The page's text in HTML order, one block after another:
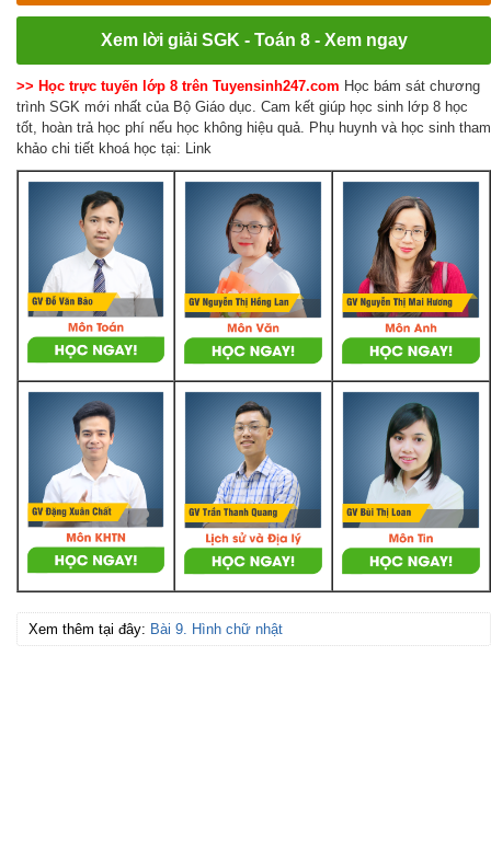
Xem lời giải SGK - Toán 8 - Xem ngay
>> Học trực tuyến lớp 8 trên Tuyensinh247.com Học bám sát chương
trình SGK mới nhất của Bộ Giáo dục. Cam kết giúp học sinh lớp 8 học
tốt, hoàn trả học phí nếu học không hiệu quả. Phụ huynh và học sinh tham
khảo chi tiết khoá học tại: Link
Xem thêm tại đây: Bài 9. Hình chữ nhật